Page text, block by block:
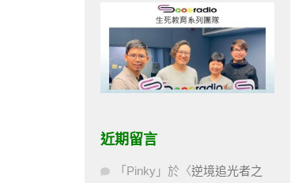
近期留言
「 Pinky 」於〈逆境追光者之